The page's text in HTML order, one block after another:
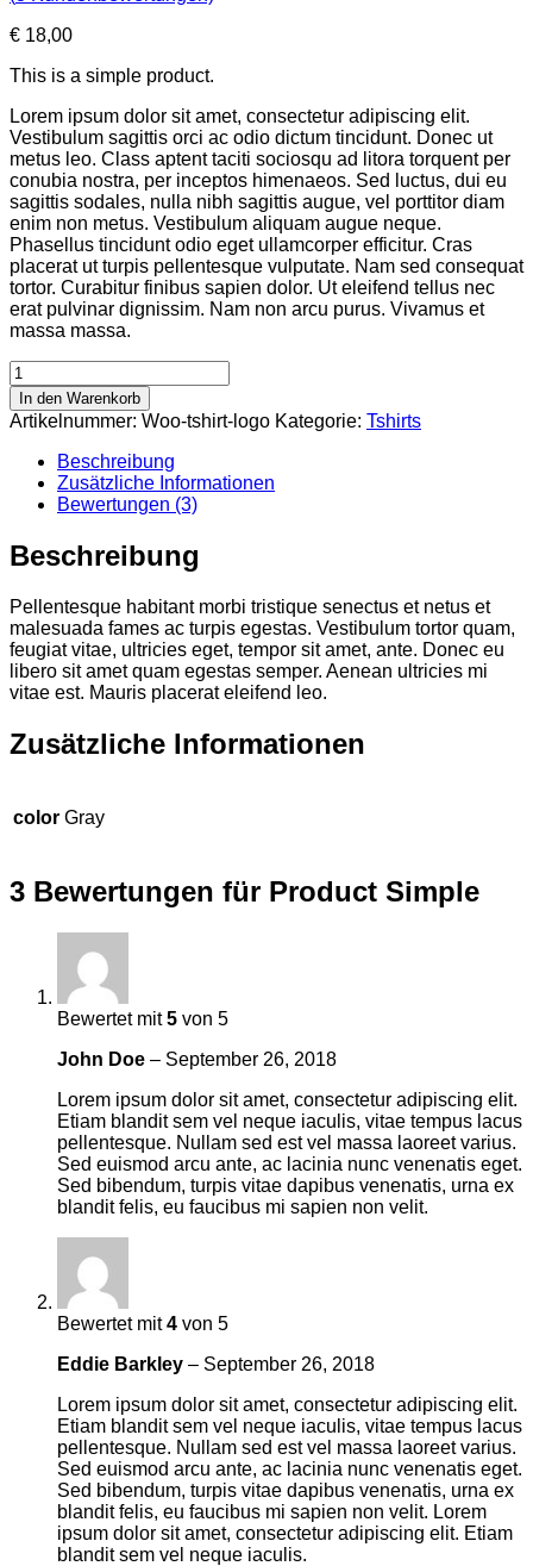
€ 18,00
This is a simple product.
Lorem ipsum dolor sit amet, consectetur adipiscing elit.
Vestibulum sagittis orci ac odio dictum tincidunt. Donec ut
metus leo. Class aptent taciti sociosqu ad litora torquent per
conubia nostra, per inceptos himenaeos. Sed luctus, dui eu
sagittis sodales, nulla nibh sagittis augue, vel porttitor diam
enim non metus. Vestibulum aliquam augue neque.
Phasellus tincidunt odio eget ullamcorper efficitur. Cras
placerat ut turpis pellentesque vulputate. Nam sed consequat
tortor. Curabitur finibus sapien dolor. Ut eleifend tellus nec
erat pulvinar dignissim. Nam non arcu purus. Vivamus et
massa massa.
Product
Simple
Menge
In den Warenkorb
Artikelnummer: Woo-tshirt-logo Kategorie: Tshirts
Beschreibung
Zusätzliche Informationen
Bewertungen (3)
Beschreibung
Pellentesque habitant morbi tristique senectus et netus et
malesuada fames ac turpis egestas. Vestibulum tortor quam,
feugiat vitae, ultricies eget, tempor sit amet, ante. Donec eu
libero sit amet quam egestas semper. Aenean ultricies mi
vitae est. Mauris placerat eleifend leo.
Zusätzliche Informationen
color Gray
3 Bewertungen für Product Simple
Bewertet mit5 von 5
John Doe – September 26, 2018
Lorem ipsum dolor sit amet, consectetur adipiscing elit.
Etiam blandit sem vel neque iaculis, vitae tempus lacus
pellentesque. Nullam sed est vel massa laoreet varius.
Sed euismod arcu ante, ac lacinia nunc venenatis eget.
Sed bibendum, turpis vitae dapibus venenatis, urna ex
blandit felis, eu faucibus mi sapien non velit.
Bewertet mit4 von 5
Eddie Barkley – September 26, 2018
Lorem ipsum dolor sit amet, consectetur adipiscing elit.
Etiam blandit sem vel neque iaculis, vitae tempus lacus
pellentesque. Nullam sed est vel massa laoreet varius.
Sed euismod arcu ante, ac lacinia nunc venenatis eget.
Sed bibendum, turpis vitae dapibus venenatis, urna ex
blandit felis, eu faucibus mi sapien non velit. Lorem
ipsum dolor sit amet, consectetur adipiscing elit. Etiam
blandit sem vel neque iaculis.